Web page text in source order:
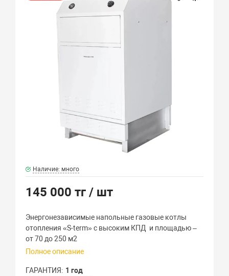
Наличие: много
145 000 тг / шт
Энергонезависимые напольные газовые котлы
отопления «S-term» с высоким КПД и площадью –
от 70 до 250 м2
Полное описание
ГАРАНТИЯ
1 год